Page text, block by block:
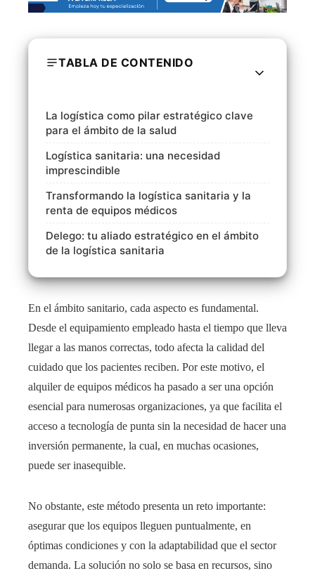
TABLA DE CONTENIDO
La logística como pilar estratégico clave
para el ámbito de la salud
Logística sanitaria: una necesidad
imprescindible
Transformando la logística sanitaria y la
renta de equipos médicos
Delego: tu aliado estratégico en el ámbito
de la logística sanitaria
En el ámbito sanitario, cada aspecto es fundamental.
Desde el equipamiento empleado hasta el tiempo que lleva
llegar a las manos correctas, todo afecta la calidad del
cuidado que los pacientes reciben. Por este motivo, el
alquiler de equipos médicos ha pasado a ser una opción
esencial para numerosas organizaciones, ya que facilita el
acceso a tecnología de punta sin la necesidad de hacer una
inversión permanente, la cual, en muchas ocasiones,
puede ser inasequible.
No obstante, este método presenta un reto importante:
asegurar que los equipos lleguen puntualmente, en
óptimas condiciones y con la adaptabilidad que el sector
demanda. La solución no solo se basa en recursos, sino